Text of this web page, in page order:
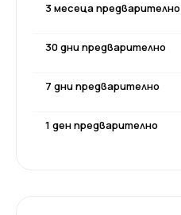
3 месеца предварително
30 дни предварително
7 дни предварително
1 ден предварително